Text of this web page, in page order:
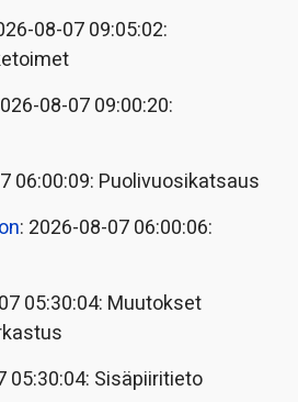
08-07 09:05:02:
08-07 09:00:20:
06:00:09: Puolivuosikatsaus
: 2026-08-07 06:00:06:
05:30:04: Muutokset
05:30:04: Sisäpiiritieto